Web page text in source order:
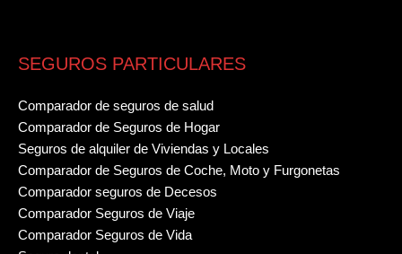
SEGUROS PARTICULARES
Comparador de seguros de salud
Comparador de Seguros de Hogar
Seguros de alquiler de Viviendas y Locales
Comparador de Seguros de Coche, Moto y Furgonetas
Comparador seguros de Decesos
Comparador Seguros de Viaje
Comparador Seguros de Vida